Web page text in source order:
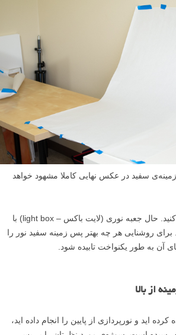
سفید در عکس نهایی کاملا مشهود خواهد
نور زیر شیشه را روشن کنید. حال جعبه نوری (لایت باکس – light box) با
روشنایی هر چه بهتر پس زمینه سفید نور را
آن به طور یکنواخت تابیده شود.
از بالا
اید و نورپردازی از پایین را انجام داده اید،